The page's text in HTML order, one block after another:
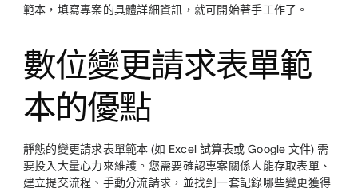
範本，填寫專案的具體詳細資訊，就可開始著手工作了。
數位變更請求表單範
本的優點
靜態的變更請求表單範本 (如 Excel 試算表或 Google 文件) 需
要投入大量心力來維護。您需要確認專案關係人能存取表單、
建立提交流程、手動分流請求，並找到一套記錄哪些變更獲得